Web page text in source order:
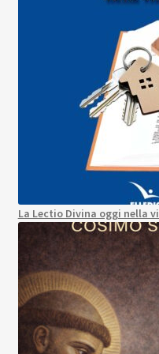
La Lectio Divina oggi nella